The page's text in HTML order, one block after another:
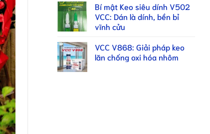
Bí mật Keo siêu dính V502
VCC: Dán là dính, bền bỉ
vĩnh cửu
VCC V868: Giải pháp keo
lăn chống oxi hóa nhôm